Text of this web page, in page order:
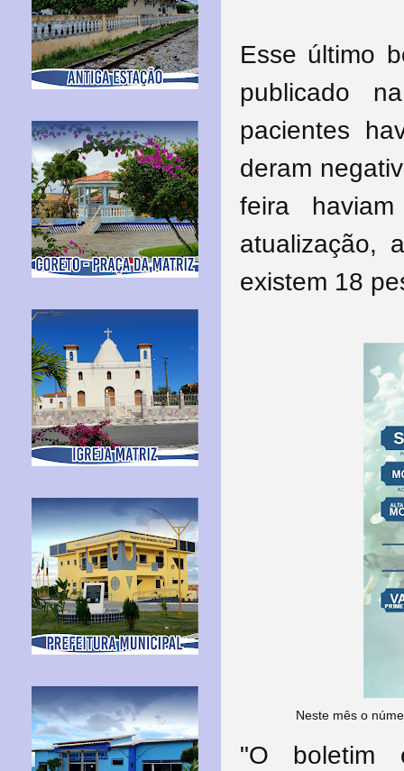
Esse último
publicado
pacientes
deram
feira
atualização,
existem 18
Neste mês o
"O boletim